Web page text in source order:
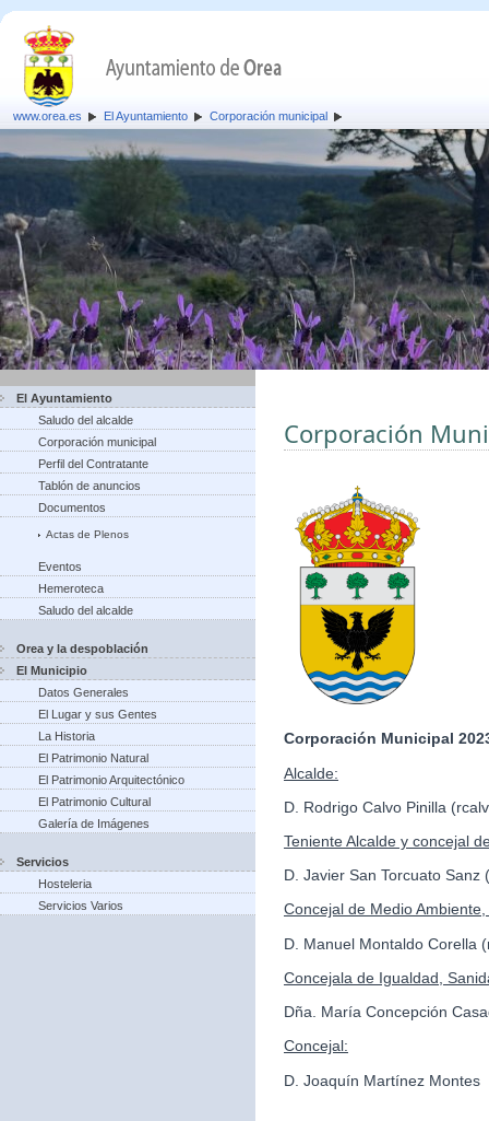
www.orea.es El Ayuntamiento Corporación municipal
El Ayuntamiento
Saludo del alcalde
Corporación municipal
Perfil del Contratante
Tablón de anuncios
Documentos
Actas de Plenos
Eventos
Hemeroteca
Saludo del alcalde
Orea y la despoblación
El Municipio
Datos Generales
El Lugar y sus Gentes
La Historia
El Patrimonio Natural
El Patrimonio Arquitectónico
El Patrimonio Cultural
Galería de Imágenes
Servicios
Hosteleria
Servicios Varios
Corporación
Corporación Municipal
Alcalde:
D. Rodrigo Calvo Pinilla
Teniente Alcalde y concejal
D. Javier San Torcuato
Concejal de Medio
D. Manuel Montaldo Corella
Concejala de Igualdad,
Dña. María Concepción
Concejal:
D. Joaquín Martínez Montes